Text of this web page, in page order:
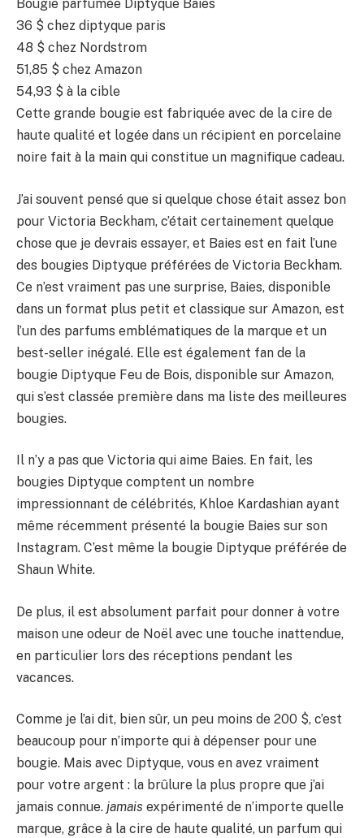
Bougie parfumée Diptyque Baies
36 $ chez diptyque paris
48 $ chez Nordstrom
51,85 $ chez Amazon
54,93 $ à la cible
Cette grande bougie est fabriquée avec de la cire de
haute qualité et logée dans un récipient en porcelaine
noire fait à la main qui constitue un magnifique cadeau.
J’ai souvent pensé que si quelque chose était assez bon
pour Victoria Beckham, c’était certainement quelque
chose que je devrais essayer, et Baies est en fait l’une
des bougies Diptyque préférées de Victoria Beckham.
Ce n’est vraiment pas une surprise, Baies, disponible
dans un format plus petit et classique sur Amazon, est
l’un des parfums emblématiques de la marque et un
best-seller inégalé. Elle est également fan de la
bougie Diptyque Feu de Bois, disponible sur Amazon,
qui s’est classée première dans ma liste des meilleures
bougies.
Il n’y a pas que Victoria qui aime Baies. En fait, les
bougies Diptyque comptent un nombre
impressionnant de célébrités, Khloe Kardashian ayant
même récemment présenté la bougie Baies sur son
Instagram. C’est même la bougie Diptyque préférée de
Shaun White.
De plus, il est absolument parfait pour donner à votre
maison une odeur de Noël avec une touche inattendue,
en particulier lors des réceptions pendant les
vacances.
Comme je l’ai dit, bien sûr, un peu moins de 200 $, c’est
beaucoup pour n’importe qui à dépenser pour une
bougie. Mais avec Diptyque, vous en avez vraiment
pour votre argent : la brûlure la plus propre que j’ai
jamais connue. jamais expérimenté de n’importe quelle
marque, grâce à la cire de haute qualité, un parfum qui